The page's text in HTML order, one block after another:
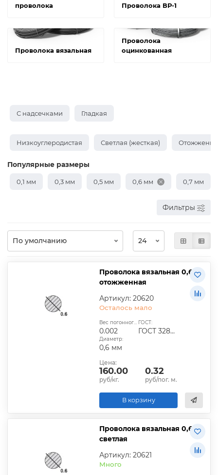
проволока
Проволока ВР-1
Проволока вязальная
Проволока
оцинкованная
С надсечками Гладкая
Низкоуглеродистая Светлая (жесткая)
Популярные размеры
0,1 мм 0,3 мм 0,5 мм 0,6 мм 0,7 мм
Фильтры
Проволока вязальная 0,6
отожженная
Артикул: 20620
Осталось мало
Вес погонного метра, кг:
0.002
ГОСТ:
ГОСТ 3282-74
Диаметр:
0,6 мм
Цена:
160.00
руб/кг.
0.32
руб/пог. м.
В корзину
Проволока вязальная 0,6
светлая
Артикул: 20621
Много